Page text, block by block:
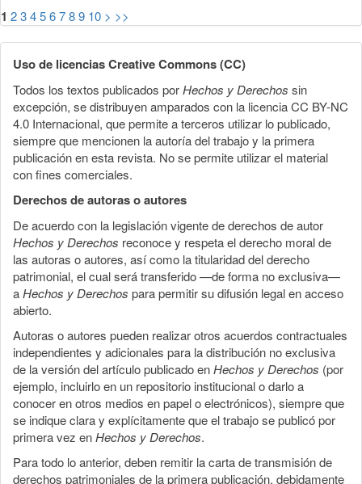
1 23456789 10 > >>
Uso de licencias Creative Commons (CC)
Todos los textos publicados porHechos y Derechos sin
excepción, se distribuyen amparados con la licencia CC BY-NC
4.0 Internacional, que permite a terceros utilizar lo publicado,
siempre que mencionen la autoría del trabajo y la primera
publicación en esta revista. No se permite utilizar el material
con fines comerciales.
Derechos de autoras o autores
De acuerdo con la legislación vigente de derechos de autor
Hechos y Derechos reconoce y respeta el derecho moral de
las autoras o autores, así como la titularidad del derecho
patrimonial, el cual será transferido —de forma no exclusiva—
aHechos y Derechos para permitir su difusión legal en acceso
abierto.
Autoras o autores pueden realizar otros acuerdos contractuales
independientes y adicionales para la distribución no exclusiva
de la versión del artículo publicado enHechos y Derechos (por
ejemplo, incluirlo en un repositorio institucional o darlo a
conocer en otros medios en papel o electrónicos), siempre que
se indique clara y explícitamente que el trabajo se publicó por
primera vez enHechos y Derechos.
Para todo lo anterior, deben remitir la carta de transmisión de
derechos patrimoniales de la primera publicación, debidamente